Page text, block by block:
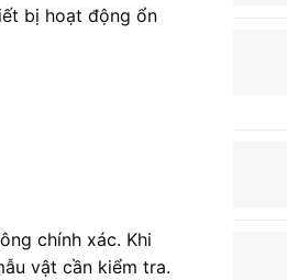
bị hoạt động ổn
chính xác. Khi
vật cần kiểm tra.